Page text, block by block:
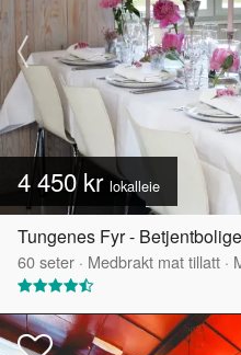
4 450 krlokalleie
Tungenes Fyr -
60seter · Medbrakt mat tillatt ·